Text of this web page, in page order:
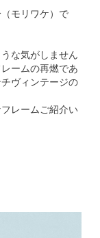
モリワケ）で
な気がしません
ームの再燃であ
ヴィンテージの
レームご紹介い